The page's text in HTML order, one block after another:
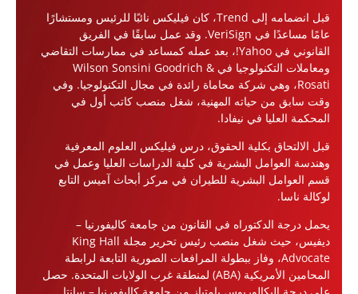
قبل انضمامه إلى Trend، كان فيليكس نائبًا للرئيس ومستشارًا
عامًا مساعدًا في VeriSign. وقد عمل سابقًا في الفريق
القانوني في Yahoo!، بعد عمله كمساعد في ممارسات التقاضي
ومعاملات التكنولوجيا في Wilson Sonsini Goodrich &
Rosati، وهي شركة محاماة رائدة في مجال التكنولوجيا. وفي
وقت سابق من حياته المهنية، شغل منصب كاتب أول في
المحكمة العليا في نيفادا.
قبل الالتحاق بكلية الحقوق، درس فيليكس العلوم المعرفية
وهندسة العوامل البشرية في كلية الدراسات العليا وعمل في
قسم العوامل البشرية للطيران في مركز أبحاث آميس التابع
لوكالة ناسا.
يحمل درجة الدكتوراه في القانون من جامعة كاليفورنيا –
ديفيس، حيث شغل منصب رئيس تحرير مجلة King Hall
Advocate، وفاز ببطولة المرافعات الصورية التابعة لرابطة
المحامين الأمريكية (ABA) لمنطقة غرب الولايات المتحدة. حصل